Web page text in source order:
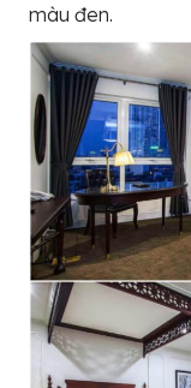
màu đen.